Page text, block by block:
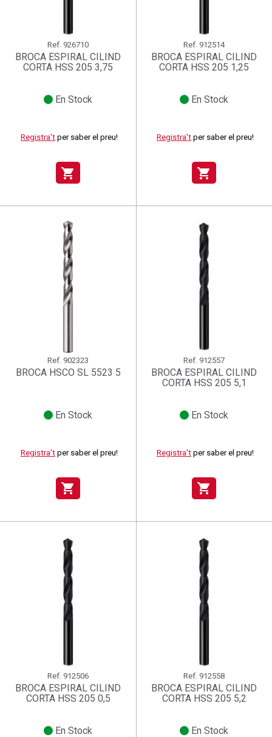
Ref. 926710
BROCA ESPIRAL CILIND
CORTA HSS 205 3,75
En Stock
Registra't per saber el preu!
shopping_cart
Ref. 912514
BROCA ESPIRAL CILIND
CORTA HSS 205 1,25
En Stock
Registra't per saber el preu!
shopping_cart
Ref. 902323
BROCA HSCO SL 5523 5
En Stock
Registra't per saber el preu!
shopping_cart
Ref. 912557
BROCA ESPIRAL CILIND
CORTA HSS 205 5,1
En Stock
Registra't per saber el preu!
shopping_cart
Ref. 912506
BROCA ESPIRAL CILIND
CORTA HSS 205 0,5
En Stock
Ref. 912558
BROCA ESPIRAL CILIND
CORTA HSS 205 5,2
En Stock